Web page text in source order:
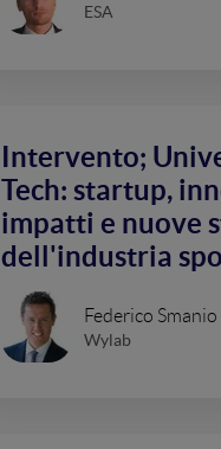
ESA
Intervento;
Tech: startup,
impatti e nuove
dell'industria
Federico Smanio
Wylab